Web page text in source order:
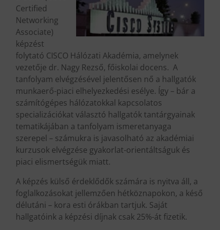
Certified
Networking
Associate)
képzést
folytató CISCO Hálózati Akadémia, amelynek
vezetője dr. Nagy Rezső, főiskolai docens. A
tanfolyam elvégzésével jelentősen nő a hallgatók
munkaerő-piaci elhelyezkedési esélye. Így – bár a
számítógépes hálózatokkal kapcsolatos
specializációkat választó hallgatók tantárgyainak
tematikájában a tanfolyam ismeretanyaga
szerepel – számukra is javasolható az akadémiai
kurzusok elvégzése gyakorlat-orientáltságuk és
piaci elismertségük miatt.
A képzés külső érdeklődők számára is nyitva áll, a
foglalkozásokat jellemzően hétköznapokon, a késő
délutáni – kora esti órákban tartjuk. Saját
hallgatóink a képzési díjnak csak 25%-át fizetik.